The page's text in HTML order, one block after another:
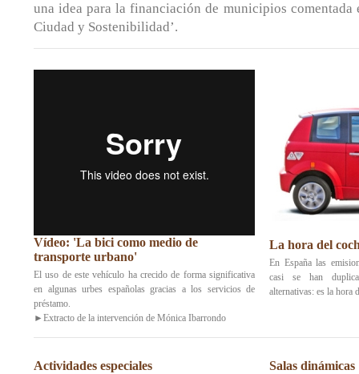
una idea para la financiación de municipios comentada
Ciudad y Sostenibilidad’.
Vídeo: 'La bici como medio de
transporte urbano'
El uso de este vehículo ha crecido de forma significativa
en algunas urbes españolas gracias a los servicios de
préstamo.
►Extracto de la intervención de Mónica Ibarrondo
La hora del
En España las
casi se han
alternativas: es la hora
Actividades especiales Salas dinámicas